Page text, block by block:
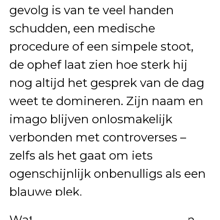
gevolg is van te veel handen
schudden, een medische
procedure of een simpele stoot,
de ophef laat zien hoe sterk hij
nog altijd het gesprek van de dag
weet te domineren. Zijn naam en
imago blijven onlosmakelijk
verbonden met controverses –
zelfs als het gaat om iets
ogenschijnlijk onbenulligs als een
blauwe plek.